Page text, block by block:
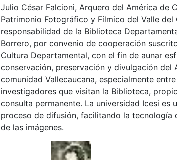
Julio César Falcioni, Arquero del América de
Patrimonio Fotográfico y Fílmico del Valle del
responsabilidad de la Biblioteca
Borrero, por convenio de cooperación
Cultura Departamental, con el fin de aunar
conservación, preservación y divulgación del
comunidad Vallecaucana, especialmente
investigadores que visitan la Biblioteca,
consulta permanente. La universidad Icesi es
proceso de difusión, facilitando la tecnología
de las imágenes.